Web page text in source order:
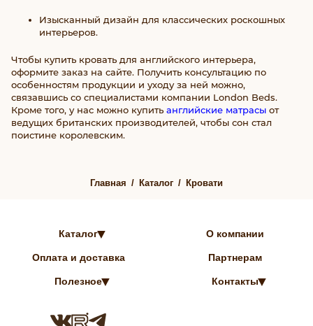
Изысканный дизайн для классических роскошных
интерьеров.
Чтобы купить кровать для английского интерьера,
оформите заказ на сайте. Получить консультацию по
особенностям продукции и уходу за ней можно,
связавшись со специалистами компании London Beds.
Кроме того, у нас можно купить английские матрасы от
ведущих британских производителей, чтобы сон стал
поистине королевским.
Главная Каталог Кровати
Каталог О компании
Оплата и доставка Партнерам
Полезное Контакты